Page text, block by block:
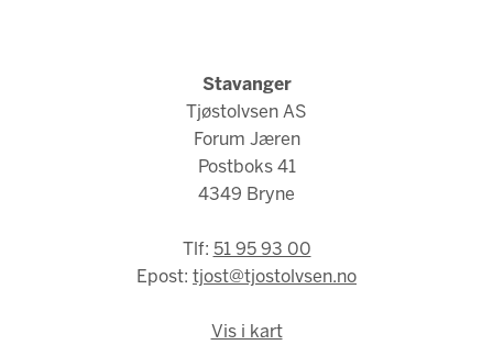
Stavanger
Tjøstolvsen AS
Forum Jæren
Postboks 41
4349 Bryne
Tlf: 51 95 93 00
Epost: tjost@tjostolvsen.no
Vis i kart